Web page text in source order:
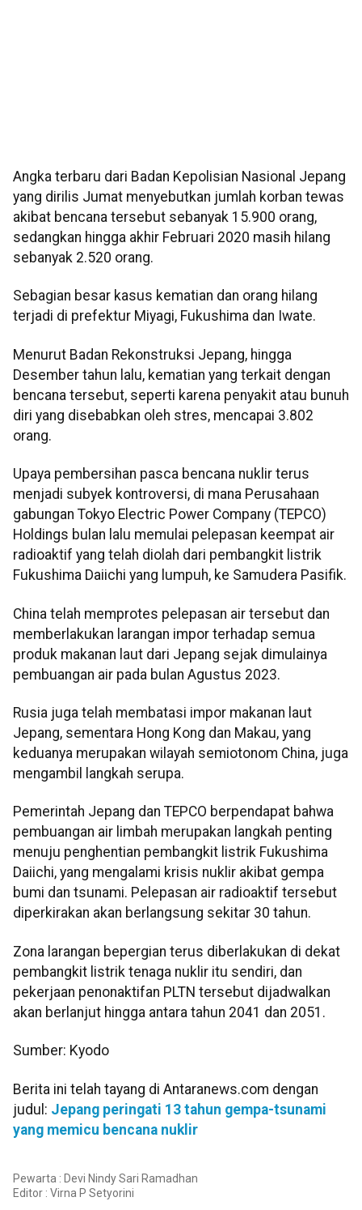
Angka terbaru dari Badan Kepolisian Nasional Jepang
yang dirilis Jumat menyebutkan jumlah korban tewas
akibat bencana tersebut sebanyak 15.900 orang,
sedangkan hingga akhir Februari 2020 masih hilang
sebanyak 2.520 orang.
Sebagian besar kasus kematian dan orang hilang
terjadi di prefektur Miyagi, Fukushima dan Iwate.
Menurut Badan Rekonstruksi Jepang, hingga
Desember tahun lalu, kematian yang terkait dengan
bencana tersebut, seperti karena penyakit atau bunuh
diri yang disebabkan oleh stres, mencapai 3.802
orang.
Upaya pembersihan pasca bencana nuklir terus
menjadi subyek kontroversi, di mana Perusahaan
gabungan Tokyo Electric Power Company (TEPCO)
Holdings bulan lalu memulai pelepasan keempat air
radioaktif yang telah diolah dari pembangkit listrik
Fukushima Daiichi yang lumpuh, ke Samudera Pasifik.
China telah memprotes pelepasan air tersebut dan
memberlakukan larangan impor terhadap semua
produk makanan laut dari Jepang sejak dimulainya
pembuangan air pada bulan Agustus 2023.
Rusia juga telah membatasi impor makanan laut
Jepang, sementara Hong Kong dan Makau, yang
keduanya merupakan wilayah semiotonom China, juga
mengambil langkah serupa.
Pemerintah Jepang dan TEPCO berpendapat bahwa
pembuangan air limbah merupakan langkah penting
menuju penghentian pembangkit listrik Fukushima
Daiichi, yang mengalami krisis nuklir akibat gempa
bumi dan tsunami. Pelepasan air radioaktif tersebut
diperkirakan akan berlangsung sekitar 30 tahun.
Zona larangan bepergian terus diberlakukan di dekat
pembangkit listrik tenaga nuklir itu sendiri, dan
pekerjaan penonaktifan PLTN tersebut dijadwalkan
akan berlanjut hingga antara tahun 2041 dan 2051.
Sumber: Kyodo
Berita ini telah tayang di Antaranews.com dengan
judul: Jepang peringati 13 tahun gempa-tsunami
yang memicu bencana nuklir
Pewarta : Devi Nindy Sari Ramadhan
Editor : Virna P Setyorini